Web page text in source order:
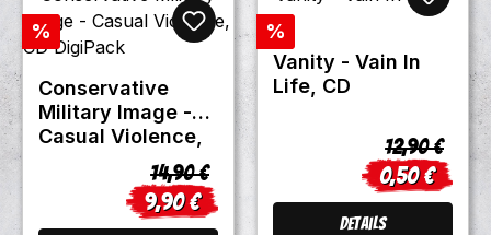
Rabatt
%
Conservative
Military Image -
Casual Violence,
CD DigiPack
Verkaufspreis:
9,90 €
Regulärer Preis:
14,90 €
Rabatt
%
Vanity - Vain In
Life, CD
0,50 €
Regulärer
12,90 €
Details